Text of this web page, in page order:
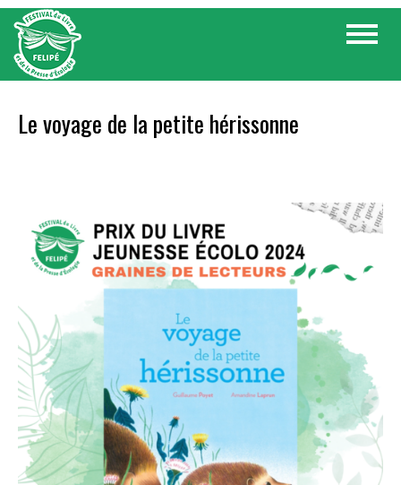
Skip
content
Toggle
Le voyage de la petite hérissonne